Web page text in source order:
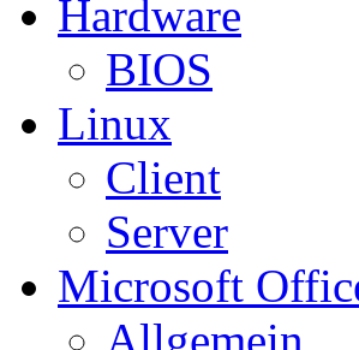
Hardware
BIOS
Linux
Client
Server
Microsoft